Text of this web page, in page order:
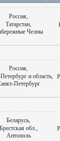
Россия,
Татарстан,
Челны
Россия,
и область,
Петербург
Беларусь,
Брестская обл.,
Антополь